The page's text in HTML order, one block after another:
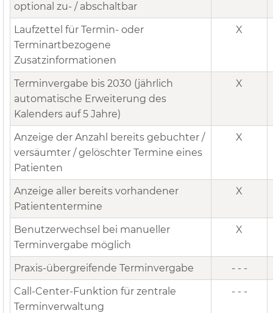
optional zu- / abschaltbar
Laufzettel für Termin- oder
Terminartbezogene
Zusatzinformationen
X
Terminvergabe bis 2030 (jährlich
automatische Erweiterung des
Kalenders auf 5 Jahre)
X
Anzeige der Anzahl bereits gebuchter /
versäumter / gelöschter Termine eines
Patienten
X
Anzeige aller bereits vorhandener
Patiententermine
X
Benutzerwechsel bei manueller
Terminvergabe möglich
X
Praxis-übergreifende Terminvergabe
- - -
Call-Center-Funktion für zentrale
Terminverwaltung
- - -